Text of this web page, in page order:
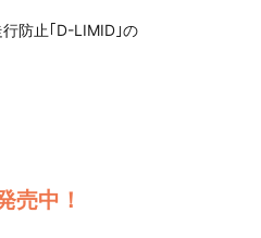
防止｢D-LIMID｣の
売中！